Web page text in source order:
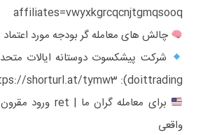
affiliates=vwyxkgrcqcnjtgmqsooq
چالش های معامله گر بودجه مورد اعتماد
doittrading):
shorturl.at/tymw3
برای معامله گران ما | ret ورود مقرون به صرفه |
واقعی